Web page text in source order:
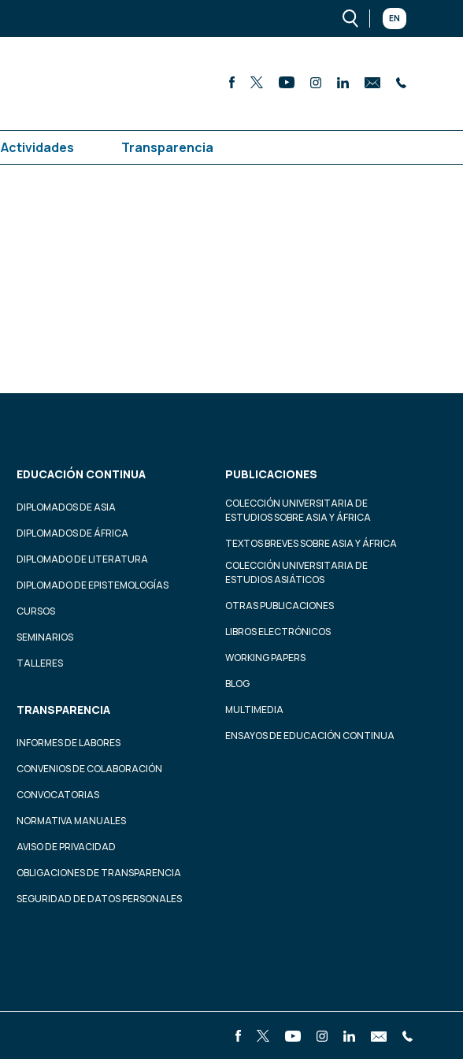
EN
Actividades Transparencia
EDUCACIÓN CONTINUA
DIPLOMADOS DE ASIA
DIPLOMADOS DE ÁFRICA
DIPLOMADO DE LITERATURA
DIPLOMADO DE EPISTEMOLOGÍAS
CURSOS
SEMINARIOS
TALLERES
TRANSPARENCIA
INFORMES DE LABORES
CONVENIOS DE COLABORACIÓN
CONVOCATORIAS
NORMATIVA MANUALES
AVISO DE PRIVACIDAD
OBLIGACIONES DE TRANSPARENCIA
SEGURIDAD DE DATOS PERSONALES
PUBLICACIONES
COLECCIÓN UNIVERSITARIA DE
ESTUDIOS SOBRE ASIA Y ÁFRICA
TEXTOS BREVES SOBRE ASIA Y ÁFRICA
COLECCIÓN UNIVERSITARIA DE
ESTUDIOS ASIÁTICOS
OTRAS PUBLICACIONES
LIBROS ELECTRÓNICOS
WORKING PAPERS
BLOG
MULTIMEDIA
ENSAYOS DE EDUCACIÓN CONTINUA